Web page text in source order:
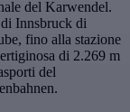
del Karwendel.
Innsbruck di
fino alla stazione
di 2.269 m
del